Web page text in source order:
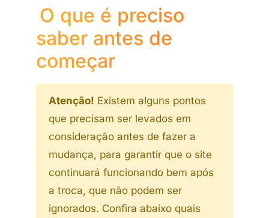
O que é preciso
saber antes de
começar
Atenção! Existem alguns pontos
que precisam ser levados em
consideração antes de fazer a
mudança, para garantir que o site
continuará funcionando bem após
a troca, que não podem ser
ignorados. Confira abaixo quais